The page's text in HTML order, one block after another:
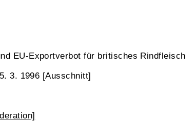
EU-Exportverbot für britisches Rindfleisch
3. 1996 [Ausschnitt]